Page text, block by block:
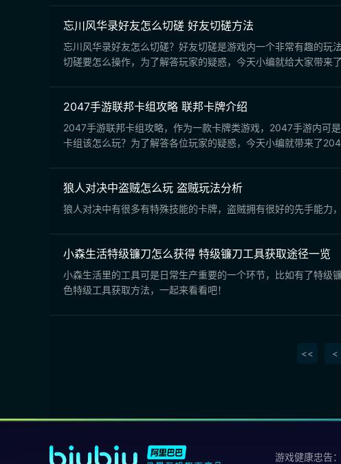
忘川风华录好友怎么切磋 好友切磋方法
忘川风华录好友怎么切磋？好友切磋是游戏内一个非常有趣的
切磋要怎么操作，为了解答玩家的疑惑，今天小编就给大家带来
2047手游联邦卡组攻略 联邦卡牌介绍
2047手游联邦卡组攻略，作为一款卡牌类游戏，2047手游内可
卡组该怎么玩？为了解答各位玩家的疑惑，今天小编就带来了
狼人对决中盗贼怎么玩 盗贼玩法分析
狼人对决中有很多有特殊技能的卡牌，盗贼拥有很好的先手能力
小森生活特级镰刀怎么获得 特级镰刀工具获取途径一览
小森生活里的工具可是日常生产重要的一个环节，比如有了特
色特级工具获取方法，一起来看看吧！
<< <
游戏健康忠告